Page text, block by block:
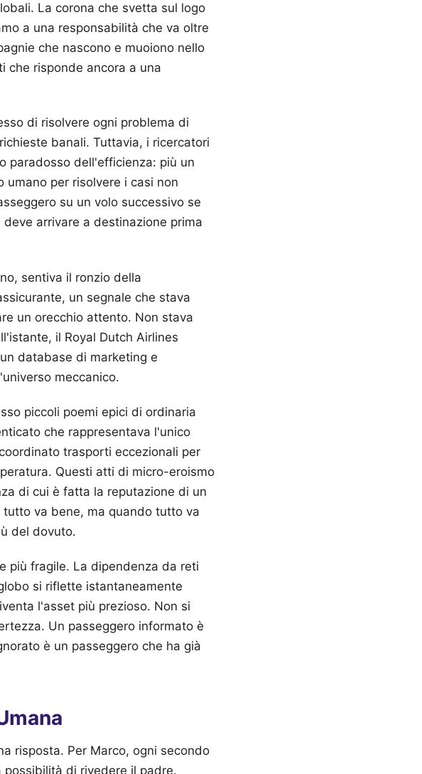
La corona che svetta sul logo
a una responsabilità che va oltre
che nascono e muoiono nello
che risponde ancora a una
di risolvere ogni problema di
banali. Tuttavia, i ricercatori
paradosso dell'efficienza: più un
per risolvere i casi non
su un volo successivo se
arrivare a destinazione prima
sentiva il ronzio della
un segnale che stava
un orecchio attento. Non stava
il Royal Dutch Airlines
database di marketing e
meccanico.
piccoli poemi epici di ordinaria
che rappresentava l'unico
trasporti eccezionali per
Questi atti di micro-eroismo
di cui è fatta la reputazione di un
va bene, ma quando tutto va
del dovuto.
più fragile. La dipendenza da reti
si riflette istantaneamente
l'asset più prezioso. Non si
Un passeggero informato è
è un passeggero che ha già
risposta. Per Marco, ogni secondo
di rivedere il padre.